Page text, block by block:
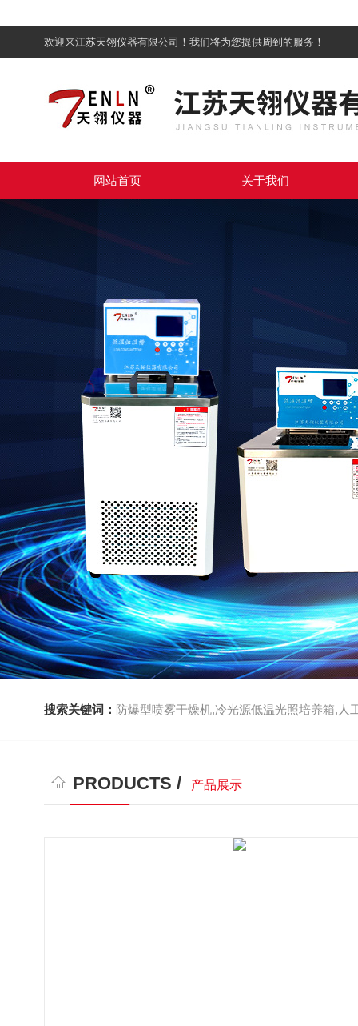
欢迎来江苏天翎仪器有限公司！我们将为您提供周到的服务！
网站首页 关于我们
搜索关键词： 防爆型喷雾干燥机,冷光源低温光照培养箱,人
PRODUCTS / 产品展示